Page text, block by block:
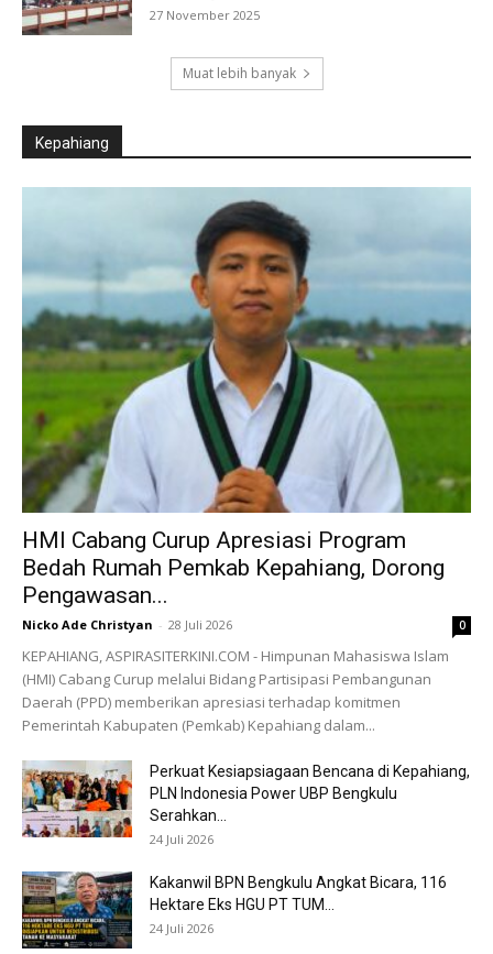
27 November 2025
Muat lebih banyak
Kepahiang
HMI Cabang Curup Apresiasi Program
Bedah Rumah Pemkab Kepahiang, Dorong
Pengawasan...
Nicko Ade Christyan - 28 Juli 2026 0
KEPAHIANG, ASPIRASITERKINI.COM - Himpunan Mahasiswa Islam
(HMI) Cabang Curup melalui Bidang Partisipasi Pembangunan
Daerah (PPD) memberikan apresiasi terhadap komitmen
Pemerintah Kabupaten (Pemkab) Kepahiang dalam...
Perkuat Kesiapsiagaan Bencana di Kepahiang,
PLN Indonesia Power UBP Bengkulu
Serahkan...
24 Juli 2026
Kakanwil BPN Bengkulu Angkat Bicara, 116
Hektare Eks HGU PT TUM...
24 Juli 2026